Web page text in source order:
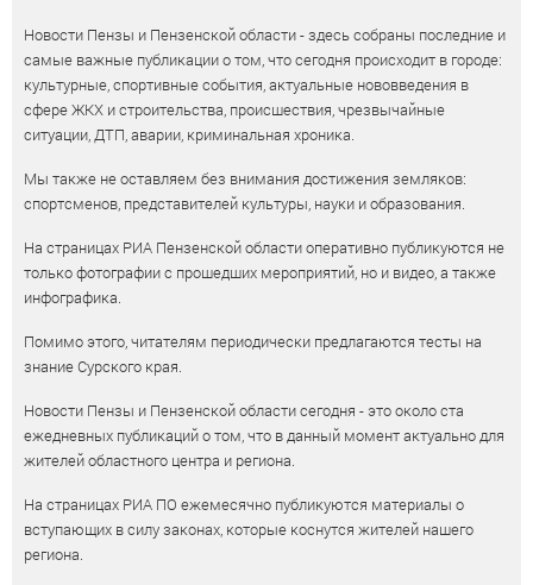
Новости Пензы и Пензенской области - здесь собраны последние и
самые важные публикации о том, что сегодня происходит в городе:
культурные, спортивные события, актуальные нововведения в
сфере ЖКХ и строительства, происшествия, чрезвычайные
ситуации, ДТП, аварии, криминальная хроника.
Мы также не оставляем без внимания достижения земляков:
спортсменов, представителей культуры, науки и образования.
На страницах РИА Пензенской области оперативно публикуются не
только фотографии с прошедших мероприятий, но и видео, а также
инфографика.
Помимо этого, читателям периодически предлагаются тесты на
знание Сурского края.
Новости Пензы и Пензенской области сегодня - это около ста
ежедневных публикаций о том, что в данный момент актуально для
жителей областного центра и региона.
На страницах РИА ПО ежемесячно публикуются материалы о
вступающих в силу законах, которые коснутся жителей нашего
региона.